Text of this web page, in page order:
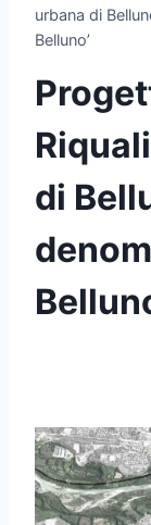
urbana di
Belluno’
di